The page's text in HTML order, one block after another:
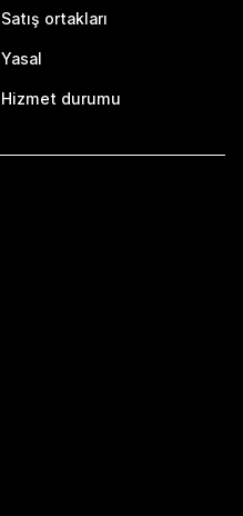
Satış ortakları
Yasal
Hizmet durumu